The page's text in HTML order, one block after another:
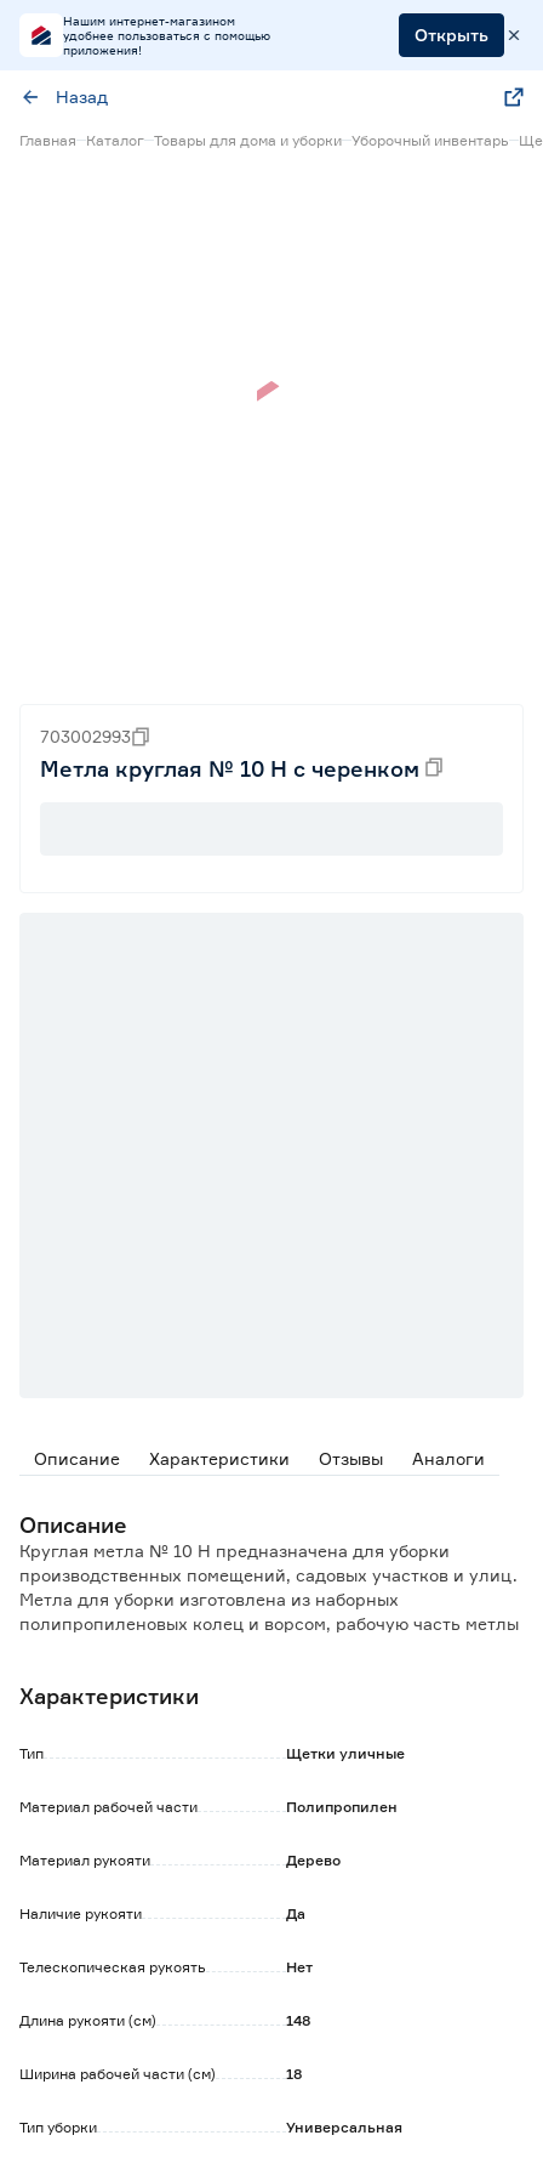
Нашим интернет-магазином
удобнее пользоваться с помощью
приложения!
Открыть
Назад
Главная Каталог Товары для дома и уборки Уборочный инвентарь
703002993
Метла круглая № 10 Н с черенком
Описание Характеристики Отзывы Аналоги
Описание
Круглая метла № 10 Н предназначена для уборки
производственных помещений, садовых участков и улиц.
Метла для уборки изготовлена из наборных
полипропиленовых колец и ворсом, рабочую часть метлы
Изделие устойчиво к механическому воздействию.
Характеристики
Тип Щетки уличные
Материал рабочей части Полипропилен
Материал рукояти Дерево
Наличие рукояти Да
Телескопическая рукоять Нет
Длина рукояти (см) 148
Ширина рабочей части (см) 18
Тип уборки Универсальная